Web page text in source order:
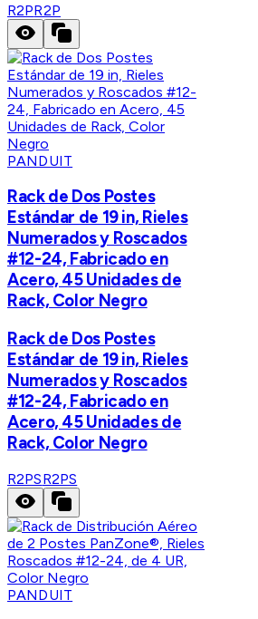
R2PR2P
PANDUIT
Rack de Dos Postes
Estándar de 19 in, Rieles
Numerados y Roscados
#12-24, Fabricado en
Acero, 45 Unidades de
Rack, Color Negro
Rack de Dos Postes
Estándar de 19 in, Rieles
Numerados y Roscados
#12-24, Fabricado en
Acero, 45 Unidades de
Rack, Color Negro
R2PSR2PS
PANDUIT